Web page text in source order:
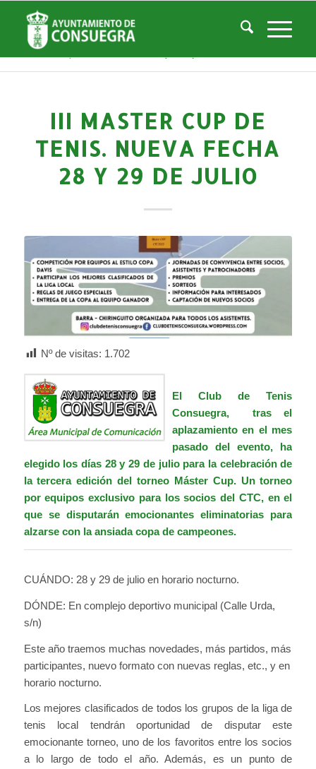
Noticias
Usted está aquí: Inicio / Noticias Deportes
Actividades deportivas /
III MASTER CUP DE
TENIS. NUEVA FECHA
28 Y 29 DE JULIO
Nº de visitas: 1.702
El Club de Tenis
Consuegra,tras el
aplazamiento en el mes
pasado del evento, ha
elegido los días 28 y 29 de julio para la celebración de
la tercera edición del torneo Máster Cup. Un torneo
por equipos exclusivo para los socios del CTC, en el
que se disputarán emocionantes eliminatorias para
alzarse con la ansiada copa de campeones.
CUÁNDO: 28 y 29 de julio en horario nocturno.
DÓNDE: En complejo deportivo municipal (Calle Urda,
s/n)
Este año traemos muchas novedades, más partidos, más
participantes, nuevo formato con nuevas reglas, etc., y en
horario nocturno.
Los mejores clasificados de todos los grupos de la liga de
tenis local tendrán oportunidad de disputar este
emocionante torneo, uno de los favoritos entre los socios
a lo largo de todo el año. Además, es un punto de